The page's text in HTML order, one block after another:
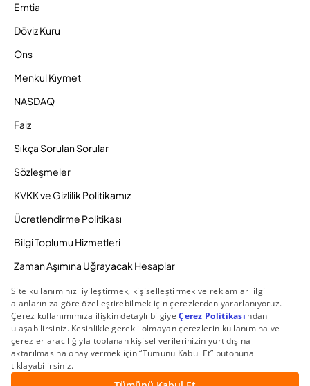
Emtia
Döviz Kuru
Ons
Menkul Kıymet
NASDAQ
Faiz
Sıkça Sorulan Sorular
Sözleşmeler
KVKK ve Gizlilik Politikamız
Ücretlendirme Politikası
Bilgi Toplumu Hizmetleri
Zaman Aşımına Uğrayacak Hesaplar
Duyurular ve Kampanyalar
© 2026 Gedik Yatırım Menkul Değerler AŞ. Tüm Hakları